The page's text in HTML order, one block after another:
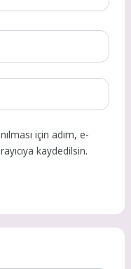
için adım, e-
kaydedilsin.